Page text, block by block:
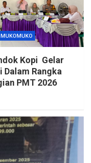
MUKOMUKO
Kopi Gelar
Dalam Rangka
PMT 2026